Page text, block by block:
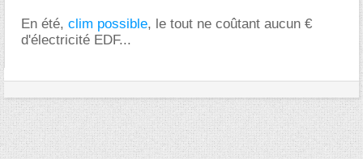
En été, clim possible, le tout ne coûtant aucun
d'électricité EDF...